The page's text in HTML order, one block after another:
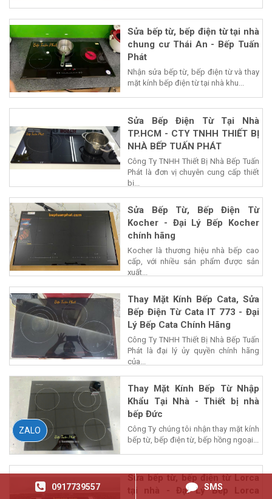
Sửa bếp từ, bếp điện từ tại nhà
chung cư Thái An - Bếp Tuấn
Phát
Nhận sửa bếp từ, bếp điện từ và thay
mặt kính bếp điện từ tại nhà khu...
Sửa Bếp Điện Từ Tại Nhà
TP.HCM - CTY TNHH THIẾT BỊ
NHÀ BẾP TUẤN PHÁT
Công Ty TNHH Thiết Bị Nhà Bếp Tuấn
Phát là đơn vị chuyên cung cấp thiết
bị...
Sửa Bếp Từ, Bếp Điện Từ
Kocher - Đại Lý Bếp Kocher
chính hãng
Kocher là thương hiệu nhà bếp cao
cấp, với nhiều sản phẩm được sản
xuất...
Thay Mặt Kính Bếp Cata, Sửa
Bếp Điện Từ Cata IT 773 - Đại
Lý Bếp Cata Chính Hãng
Công Ty TNHH Thiết Bị Nhà Bếp Tuấn
Phát là đại lý ủy quyền chính hãng
của...
Thay Mặt Kính Bếp Từ Nhập
Khẩu Tại Nhà - Thiết bị nhà
bếp Đức
Công Ty chúng tôi nhận thay mặt kính
bếp từ, bếp điện từ, bếp hồng ngoại...
Sửa bếp từ, bếp điện từ Lorca
tại nhà - Đại Lý Bếp Lorca
0917739557 SMS
ZALO